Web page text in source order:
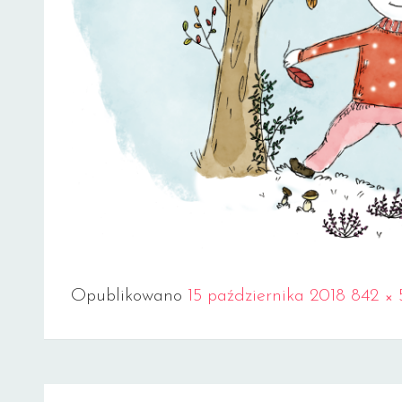
Opublikowano 15 października 2018 Full
842 ×